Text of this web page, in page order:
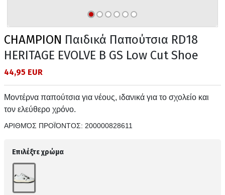
CHAMPION Παιδικά Παπούτσια RD18
HERITAGE EVOLVE B GS Low Cut Shoe
44,95 EUR
Μοντέρνα παπούτσια για νέους, ιδανικά για το σχολείο και
τον ελεύθερο χρόνο.
ΑΡΙΘΜΌΣ ΠΡΟΪΌΝΤΟΣ: 200000828611
Επιλέξτε χρώμα